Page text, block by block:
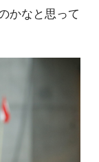
かなと思って